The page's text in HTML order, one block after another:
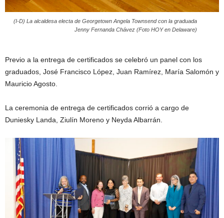
(I-D) La alcaldesa electa de Georgetown Angela Townsend con la graduada
Jenny Fernanda Chávez (Foto HOY en Delaware)
Previo a la entrega de certificados se celebró un panel con los
graduados, José Francisco López, Juan Ramírez, María Salomón y
Mauricio Agosto.
La ceremonia de entrega de certificados corrió a cargo de
Duniesky Landa, Ziulín Moreno y Neyda Albarrán.